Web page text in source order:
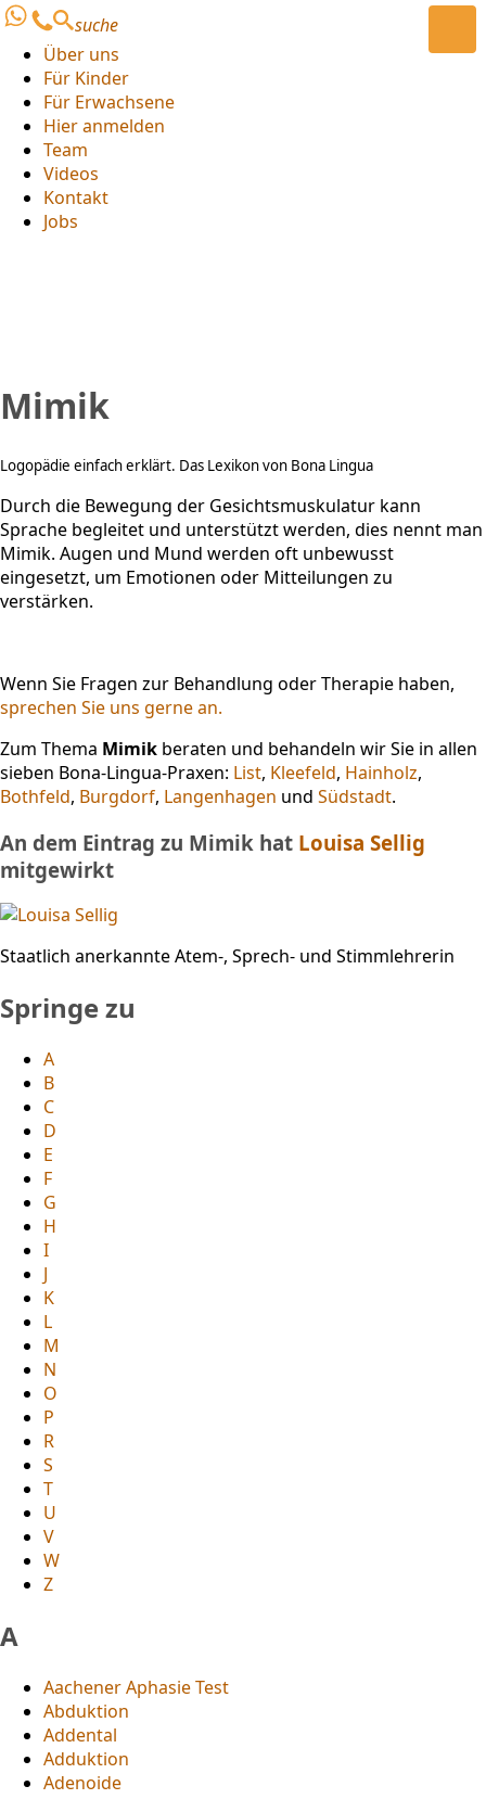
suche
Über uns
Für Kinder
Für Erwachsene
Hier anmelden
Team
Videos
Kontakt
Jobs
Mimik
Logopädie einfach erklärt. Das Lexikon von Bona Lingua
Durch die Bewegung der Gesichtsmuskulatur kann
Sprache begleitet und unterstützt werden, dies nennt man
Mimik. Augen und Mund werden oft unbewusst
eingesetzt, um Emotionen oder Mitteilungen zu
verstärken.
Wenn Sie Fragen zur Behandlung oder Therapie haben,
sprechen Sie uns gerne an.
Zum Thema Mimik beraten und behandeln wir Sie in allen
sieben Bona-Lingua-Praxen: List, Kleefeld, Hainholz,
Bothfeld, Burgdorf, Langenhagen und Südstadt.
An dem Eintrag zu Mimik hat Louisa Sellig
mitgewirkt
Staatlich anerkannte Atem-, Sprech- und Stimmlehrerin
Springe zu
A
B
C
D
E
F
G
H
I
J
K
L
M
N
O
P
R
S
T
U
V
W
Z
A
Aachener Aphasie Test
Abduktion
Addental
Adduktion
Adenoide